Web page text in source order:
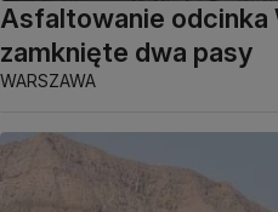
Asfaltowanie odcinka
zamknięte dwa pasy
WARSZAWA